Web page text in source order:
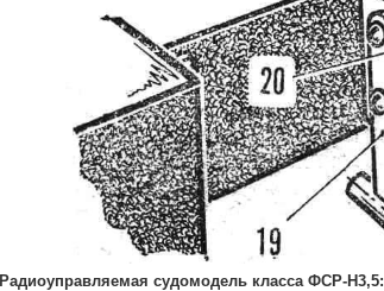
Радиоуправляемая судомодель класса ФСР-Н3,5: